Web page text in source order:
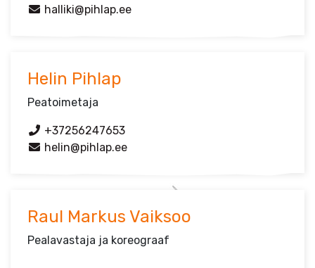
halliki@pihlap.ee
Helin Pihlap
Peatoimetaja
+37256247653
helin@pihlap.ee
Raul Markus Vaiksoo
Pealavastaja ja koreograaf